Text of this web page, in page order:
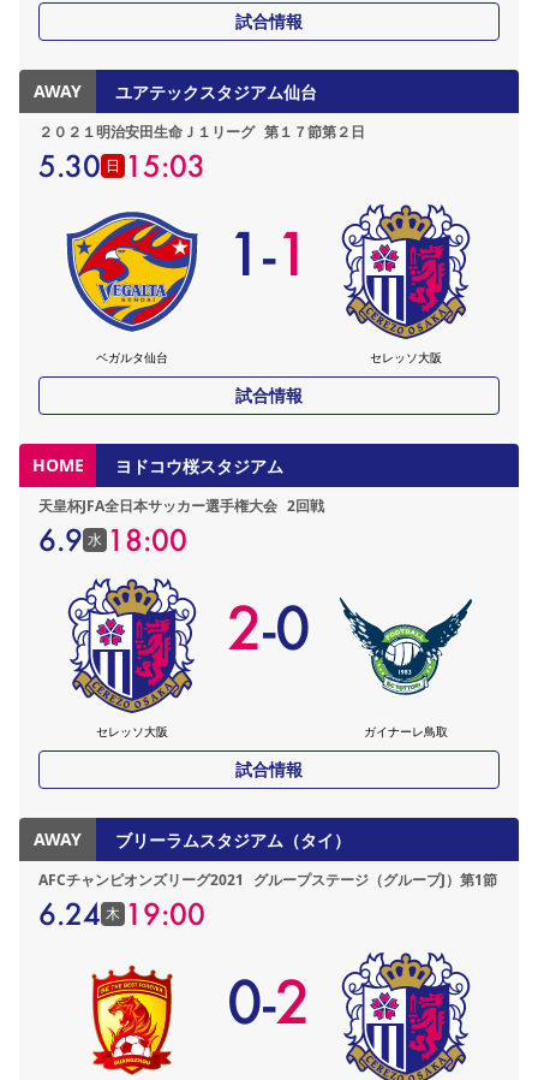
試合情報
AWAY ユアテックスタジアム仙台
２０２１明治安田生命Ｊ１リーグ 第１７節第２日
5.30 日 15:03
ベガルタ仙台
1-1
セレッソ大阪
試合情報
HOME ヨドコウ桜スタジアム
天皇杯JFA全日本サッカー選手権大会 2回戦
6.9 水 18:00
セレッソ大阪
2-0
ガイナーレ鳥取
試合情報
AWAY ブリーラムスタジアム（タイ）
AFCチャンピオンズリーグ2021 グループステージ（グループJ）第1節
6.24 木 19:00
0-2